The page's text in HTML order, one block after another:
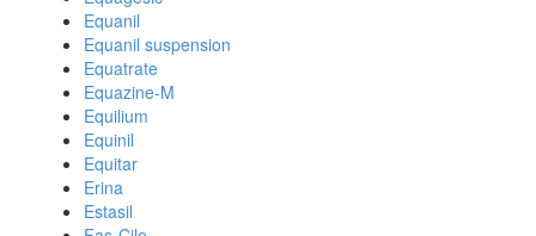
Equanil
Equanil suspension
Equatrate
Equazine-M
Equilium
Equinil
Equitar
Erina
Estasil